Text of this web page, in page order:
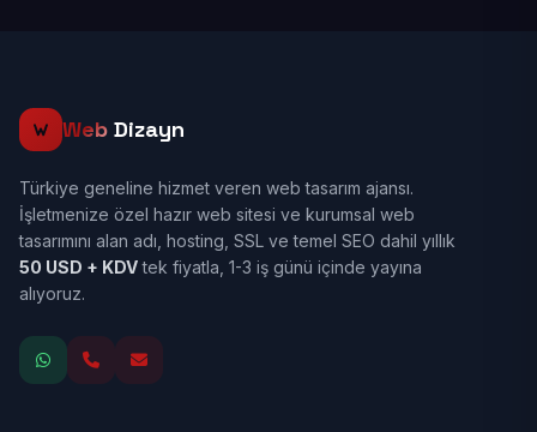
Web Dizayn
Türkiye geneline hizmet veren web tasarım ajansı.
İşletmenize özel hazır web sitesi ve kurumsal web
tasarımını alan adı, hosting, SSL ve temel SEO dahil yıllık
50 USD + KDVtek fiyatla, 1-3 iş günü içinde yayına
alıyoruz.